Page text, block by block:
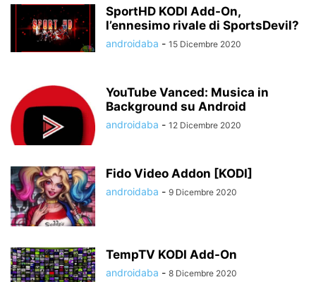
SportHD KODI Add-On,
l’ennesimo rivale di SportsDevil?
androidaba - 15 Dicembre 2020
YouTube Vanced: Musica in
Background su Android
androidaba - 12 Dicembre 2020
Fido Video Addon [KODI]
androidaba - 9 Dicembre 2020
TempTV KODI Add-On
androidaba - 8 Dicembre 2020